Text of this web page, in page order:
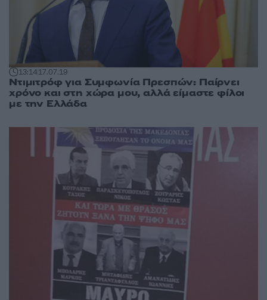
13:1417.07.19
Ντιμιτρόφ για Συμφωνία Πρεσπών: Παίρνει
χρόνο και στη χώρα μου, αλλά είμαστε φίλοι
με την Ελλάδα